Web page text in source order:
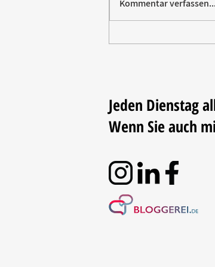
Paw Patrol erobert
Kommentar verfassen...
Jeden Dienstag
Wenn Sie auch